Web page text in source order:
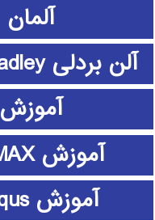
آلمان
آلن بردلی Allen bradley
آموزش
آموزش 3D MAX
آموزش abaqus